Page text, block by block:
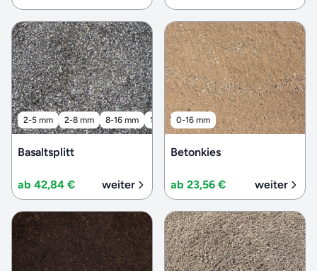
2-5 mm 2-8 mm 8-16 mm 16-32 mm 32-56 mm
Basaltsplitt
ab 42,84 € weiter
0-16 mm
Betonkies
ab 23,56 € weiter